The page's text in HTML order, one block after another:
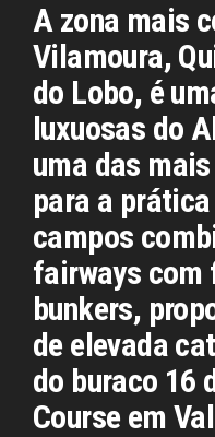
A zona mais
Vilamoura,
do Lobo, é
luxuosas do
uma das
para a
campos
fairways com
bunkers,
de elevada
do buraco 16
Course em